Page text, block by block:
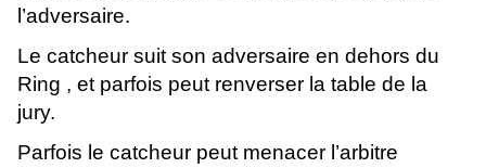
l’adversaire.
Le catcheur suit son adversaire en dehors du
Ring , et parfois peut renverser la table de la
jury.
Parfois le catcheur peut menacer l’arbitre